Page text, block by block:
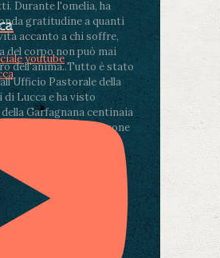
Durante l'omelia, ha
gratitudine a quanti
accanto a chi soffre,
del corpo non può mai
dell'anima..Tutto è stato
Pastorale della
di Lucca e ha visto
Garfagnana centinaia
volontari e persone
youtube